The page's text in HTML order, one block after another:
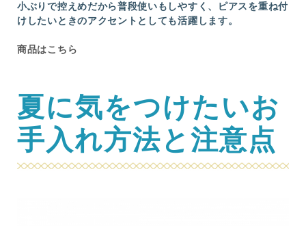
小ぶりで控えめだから普段使いもしやすく、ピアスを重ね付
けしたいときのアクセントとしても活躍します。
商品はこちら
夏に気をつけたいお
手入れ方法と注意点